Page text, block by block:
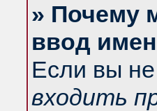
» Почему
ввод
Если вы
входить